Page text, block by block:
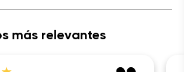
más relevantes